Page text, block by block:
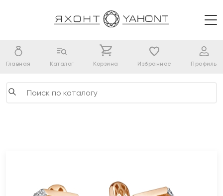
Главная Каталог Корзина Избранное Профиль